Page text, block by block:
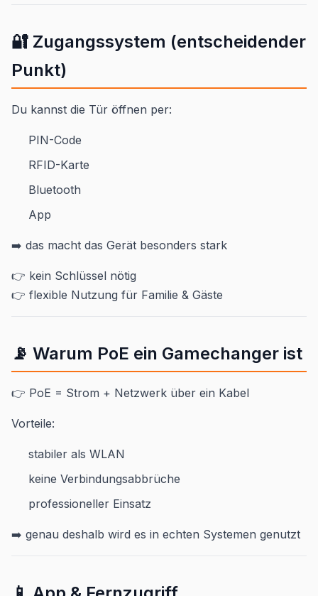
🔐 Zugangssystem (entscheidender
Punkt)
Du kannst die Tür öffnen per:
PIN-Code
RFID-Karte
Bluetooth
App
➡️ das macht das Gerät besonders stark
👉 kein Schlüssel nötig
👉 flexible Nutzung für Familie & Gäste
📡 Warum PoE ein Gamechanger ist
👉 PoE = Strom + Netzwerk über ein Kabel
Vorteile:
stabiler als WLAN
keine Verbindungsabbrüche
professioneller Einsatz
➡️ genau deshalb wird es in echten Systemen genutzt